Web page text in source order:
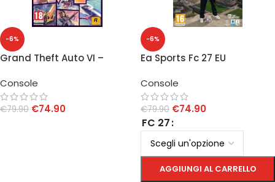
-6%
Grand Theft Auto VI –
Console
€79.90 €74.90
-6%
Ea Sports Fc 27 EU
Console
€79.90 €74.90
FC 27
AGGIUNGI AL CARRELLO